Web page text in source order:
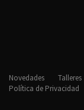
Novedades Talleres
Política de Privacidad